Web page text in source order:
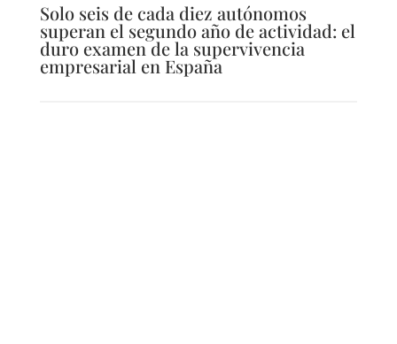
Solo seis de cada diez autónomos
superan el segundo año de actividad: el
duro examen de la supervivencia
empresarial en España